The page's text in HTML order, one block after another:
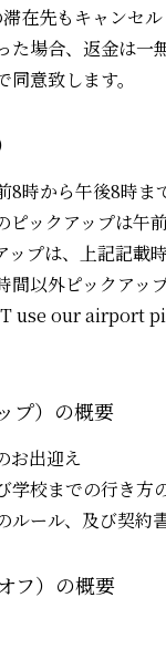
滞在先もキャン
場合、返金は一
同意致します。
8時から午後8時
ピックアップは午
ップは、上記記
間以外ピックア
our airport
プ）の概要
お出迎え
学校までの行き方
ルール、及び契約
フ）の概要